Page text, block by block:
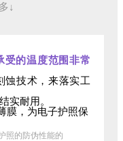
↓
受的温度范围非常
蚀技术，来落实工
实耐用。
照的防伪性能的